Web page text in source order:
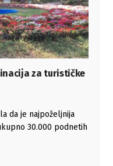
za turističke
da je najpoželjnija
30.000 podnetih